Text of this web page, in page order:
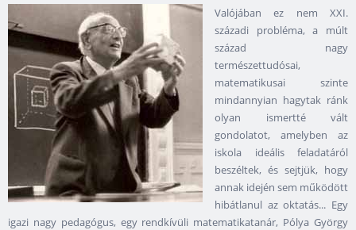
Valójában ez nem XXI.
századi probléma, a múlt
század nagy
természettudósai,
matematikusai szinte
mindannyian hagytak ránk
olyan ismertté vált
gondolatot, amelyben az
iskola ideális feladatáról
beszéltek, és sejtjük, hogy
annak idején sem működött
hibátlanul az oktatás... Egy
igazi nagy pedagógus, egy rendkívüli matematikatanár, Pólya György